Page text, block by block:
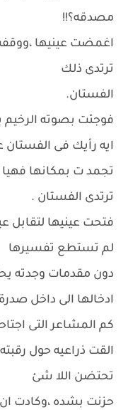
مصدقه؟!!
اغمضت عينيها
ترتدى ذلك
الفستان.
فوجئت بصوته
ايه رأيك فى الفستان
تجمد ت بمكانها فهيا
ترتدى الفستان .
فتحت عينيها لتقابل
لم تستطع تفسيرها
دون مقدمات وجدته
ادخالها الى داخل
كم المشاعر التى
القت ذراعيه حول
تحتضن اللا شئ
حزنت بشده ،وكادت ان